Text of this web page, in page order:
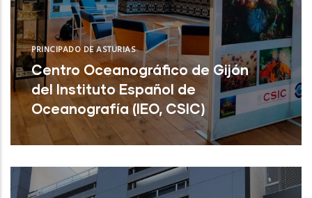
PRINCIPADO DE ASTURIAS
Centro Oceanográfico de Gijón
del Instituto Español de
Oceanografía (IEO, CSIC)
Centro Oceanográfico de Gijón del
Instituto Español de Oceanografía (IEO,
CSIC)NUEVO